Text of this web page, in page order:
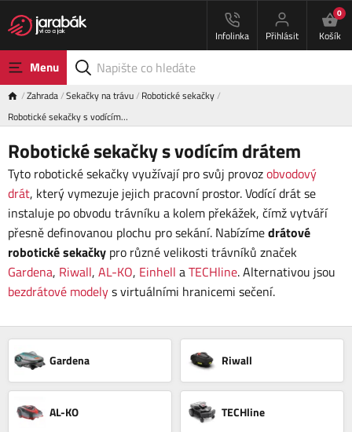
Infolinka Přihlásit
0
Košík
Menu
Zahrada Sekačky na trávu Robotické sekačky
Robotické sekačky s vodícím…
Robotické sekačky s vodícím drátem
Tyto robotické sekačky využívají pro svůj provozobvodový
drát, který vymezuje jejich pracovní prostor. Vodící drát se
instaluje po obvodu trávníku a kolem překážek, čímž vytváří
přesně definovanou plochu pro sekání. Nabízímedrátové
robotické sekačky pro různé velikosti trávníků značek
Gardena, Riwall, AL-KO, Einhell aTECHline. Alternativou jsou
bezdrátové modelys virtuálními hranicemi sečení.
Gardena Riwall
AL-KO TECHline